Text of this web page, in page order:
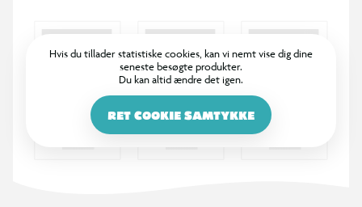
Hvis du tillader statistiske cookies, kan vi nemt vise dig dine
seneste besøgte produkter.
Du kan altid ændre det igen.
RET COOKIE SAMTYKKE